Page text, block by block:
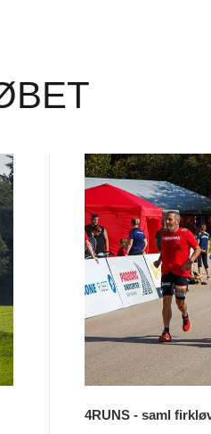
4RUNS - saml